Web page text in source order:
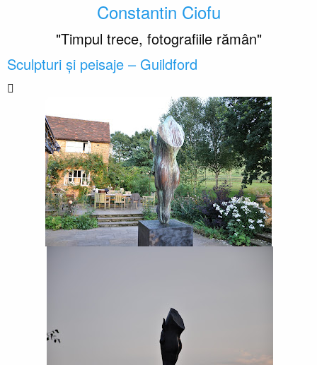
Constantin Ciofu
"Timpul trece, fotografiile rămân"
Sculpturi şi peisaje – Guildford